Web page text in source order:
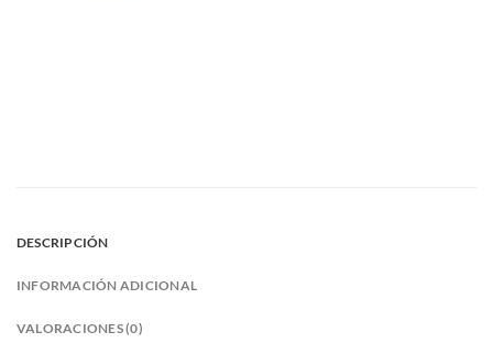
DESCRIPCIÓN
INFORMACIÓN ADICIONAL
VALORACIONES (0)